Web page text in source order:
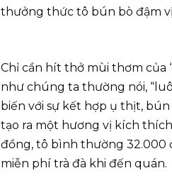
thưởng thức tô bún bò đậm
Chỉ cần hít thở mùi thơm của
như chúng ta thường nói,
biến với sự kết hợp ụ thịt,
tạo ra một hương vị kích
đồng, tô bình thường 32.000
miễn phí trà đà khi đến quán.